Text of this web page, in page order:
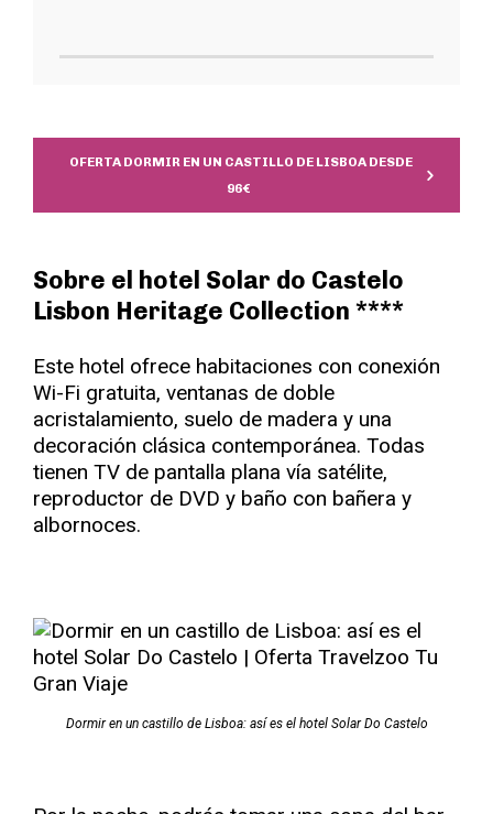
OFERTA DORMIR EN UN CASTILLO DE LISBOA DESDE
96€
Sobre el hotel Solar do Castelo
Lisbon Heritage Collection ****
Este hotel ofrece habitaciones con conexión
Wi-Fi gratuita, ventanas de doble
acristalamiento, suelo de madera y una
decoración clásica contemporánea. Todas
tienen TV de pantalla plana vía satélite,
reproductor de DVD y baño con bañera y
albornoces.
Dormir en un castillo de Lisboa: así es el hotel Solar Do Castelo